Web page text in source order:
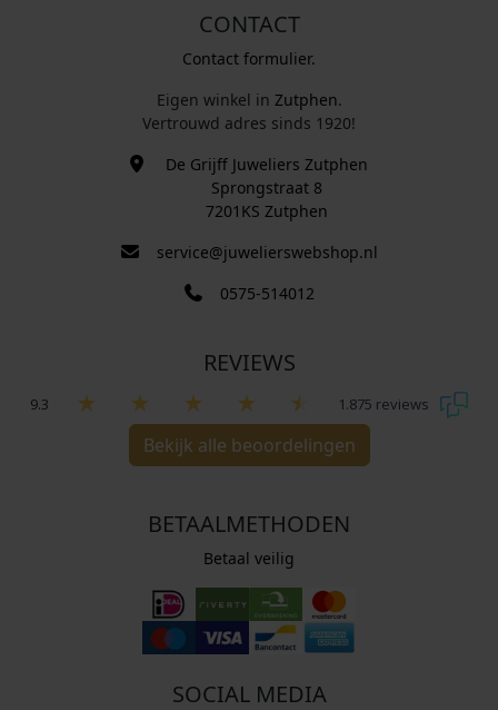
CONTACT
Contact formulier.
Eigen winkel in Zutphen.
Vertrouwd adres sinds 1920!
De Grijff Juweliers Zutphen
Sprongstraat 8
7201KS Zutphen
service@juwelierswebshop.nl
0575-514012
REVIEWS
9.3 1.875 reviews
Bekijk alle beoordelingen
BETAALMETHODEN
Betaal veilig
SOCIAL MEDIA